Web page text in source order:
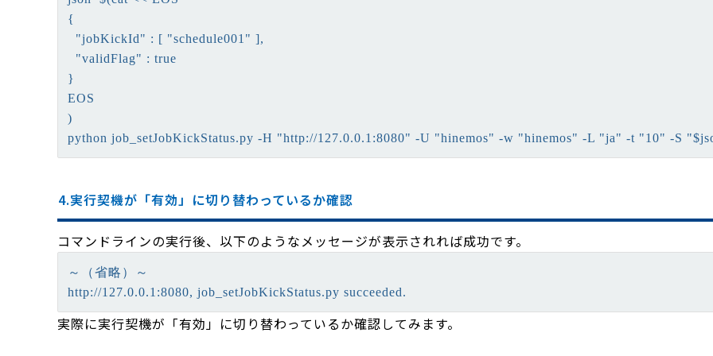
{
}
EOS
)
python job_setJobKickStatus.py -H "http://127.0.0.1:8080" -U "hinemos" -w "hinemos" -L "ja" -t "10" -S
4.実行契機が「有効」に切り替わっているか確認
コマンドラインの実行後、以下のようなメッセージが表示されれば成功です。
～（省略）～
実際に実行契機が「有効」に切り替わっているか確認してみます。